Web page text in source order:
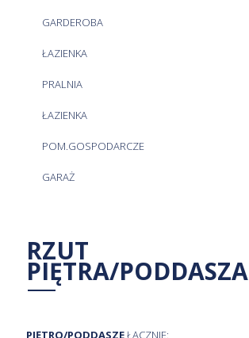
GARDEROBA
ŁAZIENKA
PRALNIA
ŁAZIENKA
POM.GOSPODARCZE
GARAŻ
RZUT
PIĘTRA/PODDASZA
PIĘTRO/PODDASZEŁĄCZNIE: